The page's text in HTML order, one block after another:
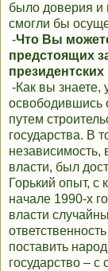
было доверия и
смогли бы
-Что Вы
предстоящих
-Как вы знаете,
освободившись
путем
государства. В
независимость,
власти, был
Горький опыт, с
начале 1990-х
власти
поставить
государство –